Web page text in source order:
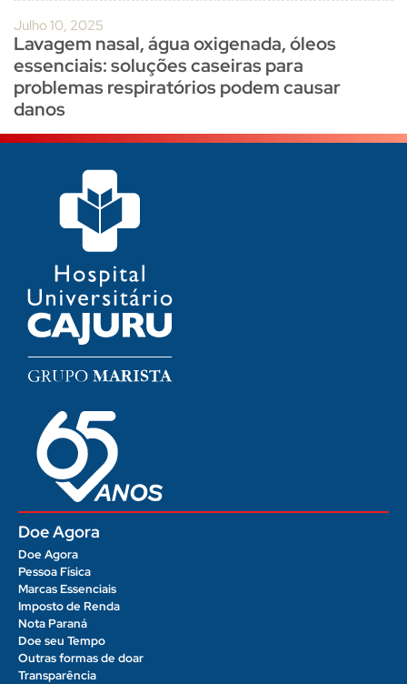
Julho 10, 2025
Lavagem nasal, água oxigenada, óleos
essenciais: soluções caseiras para
problemas respiratórios podem causar
danos
Doe Agora
Doe Agora
Pessoa Física
Marcas Essenciais
Imposto de Renda
Nota Paraná
Doe seu Tempo
Outras formas de doar
Transparência